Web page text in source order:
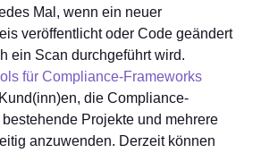
Mal, wenn ein neuer
veröffentlicht oder Code geändert
ein Scan durchgeführt wird.
für Compliance-Frameworks
die Compliance-
Projekte und mehrere
anzuwenden. Derzeit können